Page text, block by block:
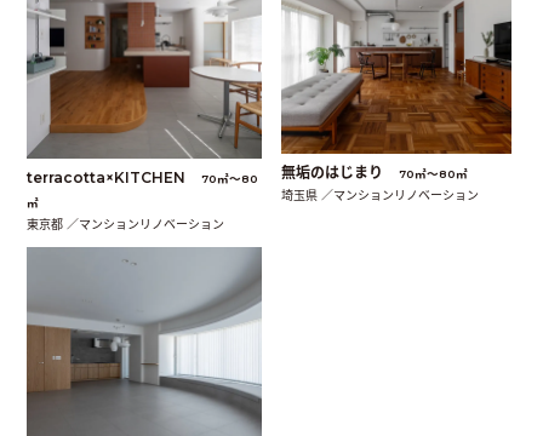
terracotta×KITCHEN
70㎡〜80
㎡
東京都 ／マンションリノベーション
無垢のはじまり 70㎡〜80㎡
埼玉県 ／マンションリノベーション